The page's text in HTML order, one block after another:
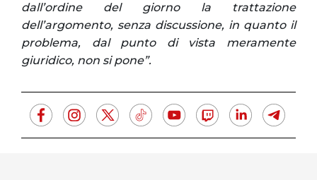
dall’ordine del giorno la trattazione
dell’argomento, senza discussione, in quanto il
problema, dal punto di vista meramente
giuridico, non si pone”.